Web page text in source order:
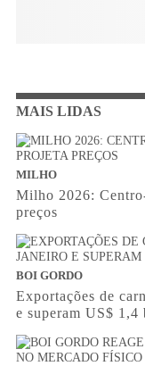
MAIS LIDAS
MILHO
Milho 2026:
preços
BOI GORDO
Exportações de
e superam US$ 1,4